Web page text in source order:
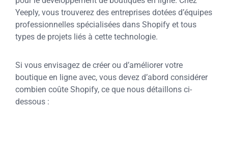
Yeeply, vous trouverez des entreprises dotées d’équipes
professionnelles spécialisées dans Shopify et tous
types de projets liés à cette technologie.
Si vous envisagez de créer ou d’améliorer votre
boutique en ligne avec, vous devez d’abord considérer
combien coûte Shopify, ce que nous détaillons ci-
dessous :